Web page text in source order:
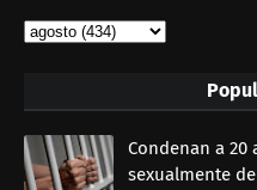
Condenan a 20
sexualmente